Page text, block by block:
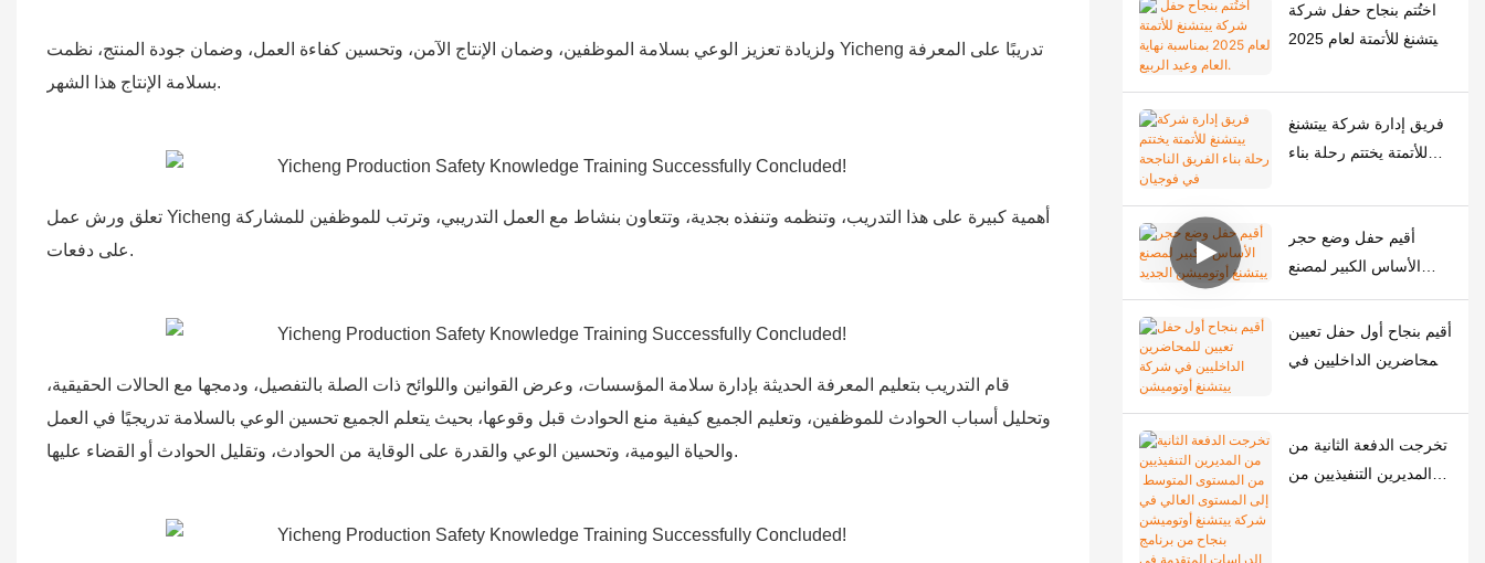
ولزيادة تعزيز الوعي بسلامة الموظفين، وضمان الإنتاج الآمن، وتحسين كفاءة العمل، وضمان جودة المنتج، نظمت Yicheng تدريبًا على المعرفة
بسلامة الإنتاج هذا الشهر.
تعلق ورش عمل Yicheng أهمية كبيرة على هذا التدريب، وتنظمه وتنفذه بجدية، وتتعاون بنشاط مع العمل التدريبي، وترتب للموظفين للمشاركة
على دفعات.
قام التدريب بتعليم المعرفة الحديثة بإدارة سلامة المؤسسات، وعرض القوانين واللوائح ذات الصلة بالتفصيل، ودمجها مع الحالات الحقيقية،
وتحليل أسباب الحوادث للموظفين، وتعليم الجميع كيفية منع الحوادث قبل وقوعها، بحيث يتعلم الجميع تحسين الوعي بالسلامة تدريجيًا في العمل
والحياة اليومية، وتحسين الوعي والقدرة على الوقاية من الحوادث، وتقليل الحوادث أو القضاء عليها.
اختُتم بنجاح حفل ​​شركة
ييتشنغ للأتمتة لعام 2025
الربيع.
فريق إدارة شركة ييتشنغ
للأتمتة يختتم رحلة بناء
فوجيان
أقيم حفل وضع حجر
الأساس الكبير لمصنع
أقيم بنجاح أول حفل تعيين
للمحاضرين الداخليين في
تخرجت الدفعة الثانية من
المديرين التنفيذيين من